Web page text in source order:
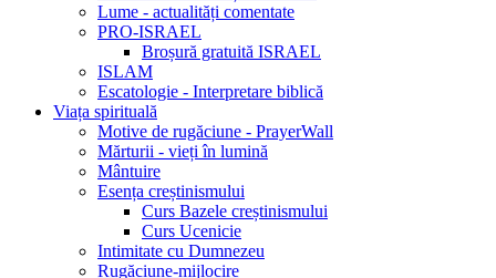
Lume - actualități comentate
PRO-ISRAEL
Broșură gratuită ISRAEL
ISLAM
Escatologie - Interpretare biblică
Viața spirituală
Motive de rugăciune - PrayerWall
Mărturii - vieți în lumină
Mântuire
Esența creștinismului
Curs Bazele creștinismului
Curs Ucenicie
Intimitate cu Dumnezeu
Rugăciune-mijlocire